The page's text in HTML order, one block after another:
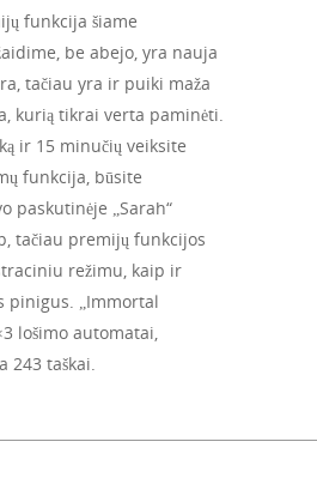
funkcija šiame
be abejo, yra nauja
tačiau yra ir puiki maža
kurią tikrai verta paminėti.
ir 15 minučių veiksite
funkcija, būsite
paskutinėje „Sarah“
tačiau premijų funkcijos
režimu, kaip ir
pinigus. „Immortal
lošimo automatai,
243 taškai.